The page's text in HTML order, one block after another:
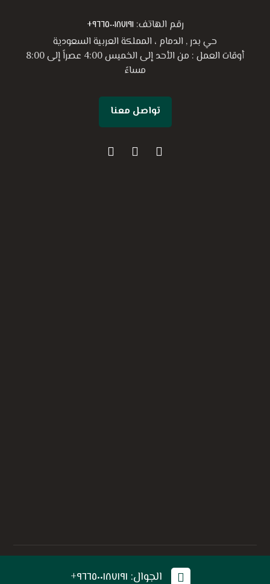
رقم الهاتف:٩٦٦٥٠٠١٨٧١٩١+
حي بدر , الدمام ، المملكة العربية السعودية
أوقات العمل : من الأحد إلى الخميس 4:00 عصراً إلى 8:00
مساءً
تواصل معنا
© حقوق النشر 2026. جميع الحقوق محفوظة إلي أفذاذ .
الجوال: ٩٦٦٥٠٠١٨٧١٩١+